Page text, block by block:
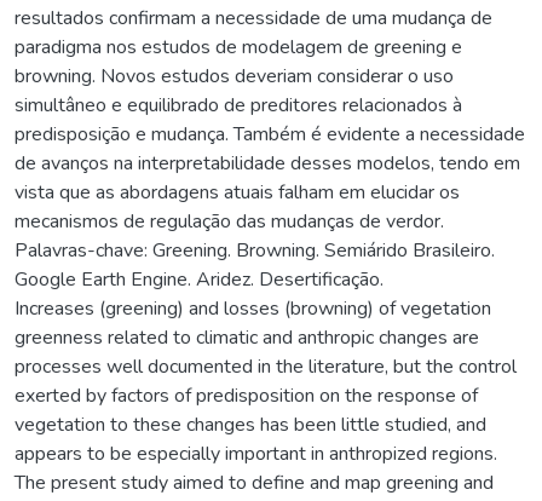
resultados confirmam a necessidade de uma mudança de
paradigma nos estudos de modelagem de greening e
browning. Novos estudos deveriam considerar o uso
simultâneo e equilibrado de preditores relacionados à
predisposição e mudança. Também é evidente a necessidade
de avanços na interpretabilidade desses modelos, tendo em
vista que as abordagens atuais falham em elucidar os
mecanismos de regulação das mudanças de verdor.
Palavras-chave: Greening. Browning. Semiárido Brasileiro.
Google Earth Engine. Aridez. Desertificação.
Increases (greening) and losses (browning) of vegetation
greenness related to climatic and anthropic changes are
processes well documented in the literature, but the control
exerted by factors of predisposition on the response of
vegetation to these changes has been little studied, and
appears to be especially important in anthropized regions.
The present study aimed to define and map greening and